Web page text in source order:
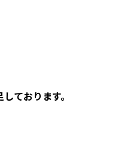
ております。